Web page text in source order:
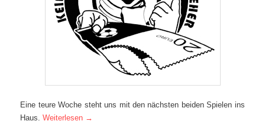
Eine teure Woche steht uns mit den nächsten beiden Spielen ins
Haus.Weiterlesen →